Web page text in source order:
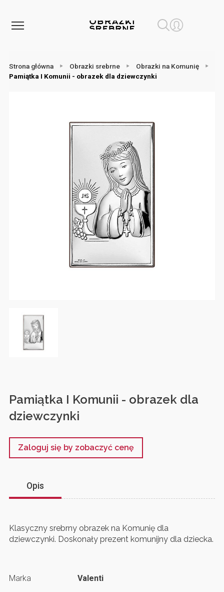
Strona główna Obrazki srebrne
Obrazki na Komunię
Pamiątka I Komunii - obrazek dla dziewczynki
Pamiątka I Komunii - obrazek dla
dziewczynki
Zaloguj się by zobaczyć cenę
Opis
Klasyczny srebrny obrazek na Komunię dla
dziewczynki. Doskonały prezent komunijny dla dziecka.
Marka
Valenti